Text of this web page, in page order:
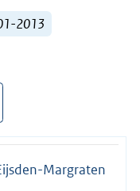
2013
Margraten